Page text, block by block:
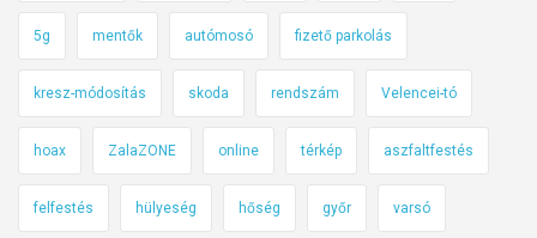
5g mentők autómosó fizető parkolás
kresz-módosítás skoda rendszám Velencei-tó
hoax ZalaZONE online térkép aszfaltfestés
felfestés hülyeség hőség győr varsó